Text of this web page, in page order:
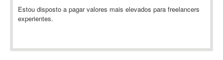
Ableton Push
Abstract
Estou disposto a pagar valores mais elevados para freelancers
experientes.